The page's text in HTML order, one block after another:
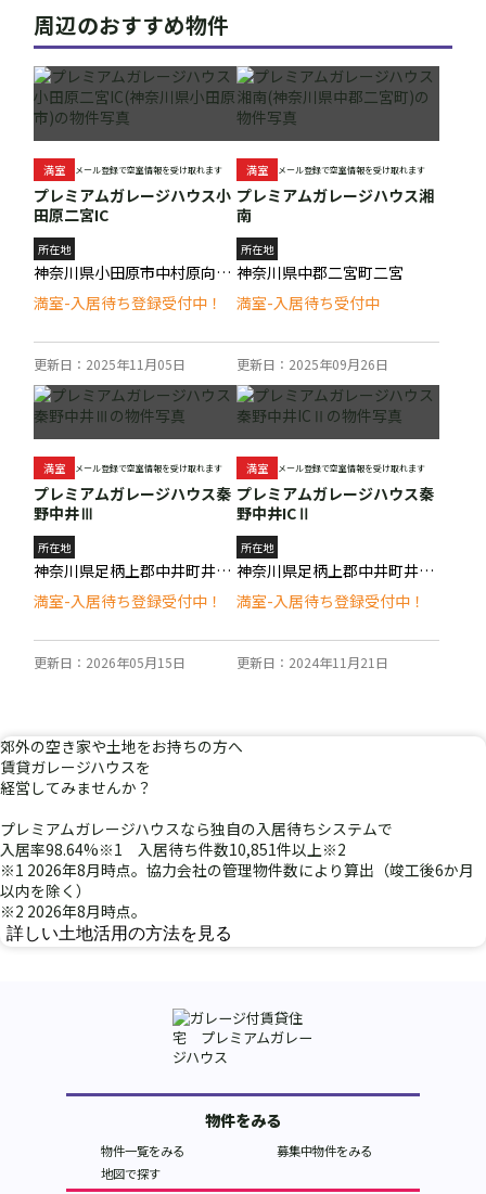
周辺のおすすめ物件
満室 メール登録で空室情報を受け取れます
プレミアムガレージハウス小
田原二宮IC
所在地
神奈川県小田原市中村原向河原
満室-入居待ち登録受付中！
更新日：2025年11月05日
満室 メール登録で空室情報を受け取れます
プレミアムガレージハウス湘
南
所在地
神奈川県中郡二宮町二宮
満室-入居待ち受付中
更新日：2025年09月26日
満室 メール登録で空室情報を受け取れます
プレミアムガレージハウス秦
野中井Ⅲ
所在地
神奈川県足柄上郡中井町井ノ口
満室-入居待ち登録受付中！
更新日：2026年05月15日
満室 メール登録で空室情報を受け取れます
プレミアムガレージハウス秦
野中井ICⅡ
所在地
神奈川県足柄上郡中井町井ノ口
満室-入居待ち登録受付中！
更新日：2024年11月21日
郊外の空き家や土地をお持ちの方へ
賃貸ガレージハウスを
経営 してみませんか？
プレミアムガレージハウスなら独自の入居待ちシステムで
入居率98.64%※1 入居待ち件数10,851件以上※2
※1 2026年8月時点。協力会社の管理物件数により算出（竣工後6か月
以内を除く）
※2 2026年8月時点。
詳しい土地活用の方法を見る
物件をみる
物件一覧をみる
募集中物件をみる
地図で探す